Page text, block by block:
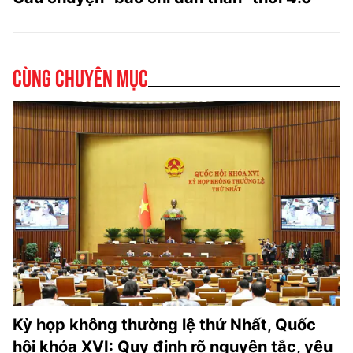
Cùng chuyên mục
Kỳ họp không thường lệ thứ Nhất, Quốc
hội khóa XVI: Quy định rõ nguyên tắc, yêu